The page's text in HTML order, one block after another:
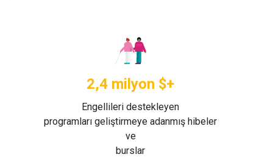
2,4 milyon $+
Engellileri destekleyen
programları geliştirmeye adanmış hibeler
ve
burslar